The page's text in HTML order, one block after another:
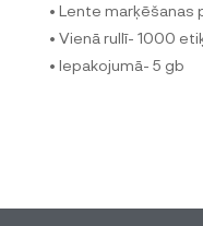
• Lente marķēšanas
• Vienā rullī- 1000
• Iepakojumā- 5 gb